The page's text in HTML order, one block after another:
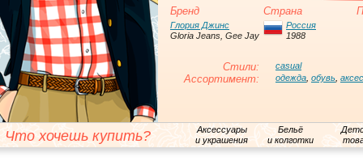
Бренд Страна
Глория Джинс
Gloria Jeans, Gee Jay
Россия
1988
Стили: casual
Ассортимент: одежда обувь
Что хочешь купить?
Аксессуары
и украшения
Бельё
и колготки